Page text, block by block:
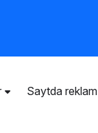
Saytda reklam